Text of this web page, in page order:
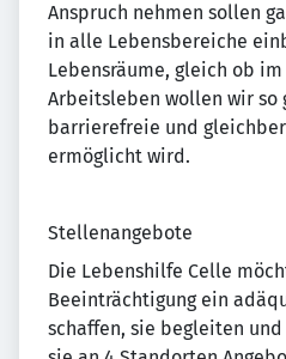
Anspruch nehmen sollen
in alle Lebensbereiche
Lebensräume, gleich ob
Arbeitsleben wollen wir so
barrierefreie und
ermöglicht wird.
Stellenangebote
Die Lebenshilfe Celle
Beeinträchtigung ein
schaffen, sie begleiten